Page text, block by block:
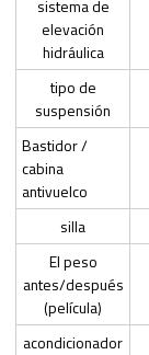
sistema de
elevación
hidráulica
tipo de
suspensión
Bastidor /
cabina
antivuelco
silla
El peso
antes/después
(película)
acondicionador